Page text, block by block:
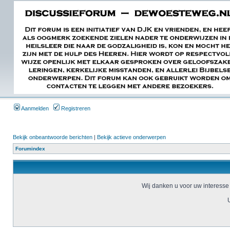
Aanmelden Registreren
Bekijk onbeantwoorde berichten | Bekijk actieve onderwerpen
Forumindex
Wij danken u voor uw